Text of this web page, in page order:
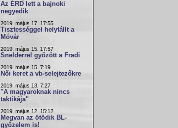
Az ÉRD lett a bajnoki
negyedik
2019. május 17. 17:55
Tisztességgel helytállt a
Móvár
2019. május 15. 17:57
Snelderrel győzött a Fradi
2019. május 15. 7:19
Női keret a vb-selejtezőkre
2019. május 13. 7:27
"A magyaroknak nincs
taktikája"
2019. május 12. 15:12
Megvan az ötödik BL-
győzelem is!